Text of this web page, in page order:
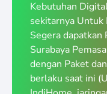
Kebutuhan
sekitarnya
Segera dapatkan
Surabaya
dengan Paket
berlaku saat ini